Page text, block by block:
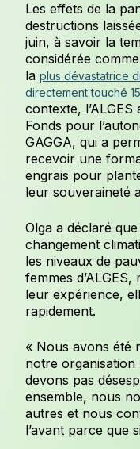
Les effets de la
destructions
juin, à savoir la
considérée
la plus dévastatrice
directement touché
contexte,
Fonds pour
GAGGA, qui a
recevoir une
engrais pour
leur souveraineté
Olga a déclaré
changement
les niveaux de
femmes
leur expérience,
rapidement.
« Nous avons été
notre organisation
devons pas
ensemble, nous
autres et nous
l’avant parce que